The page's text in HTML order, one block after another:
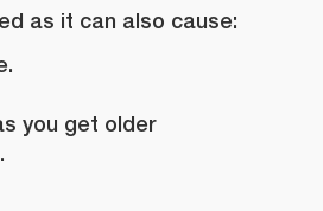
as it can also cause:
you get older